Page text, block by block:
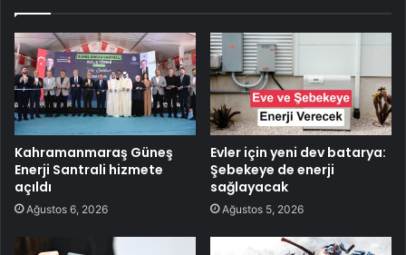
Kahramanmaraş Güneş
Enerji Santrali hizmete
açıldı
Ağustos 6, 2026
Evler için yeni dev batarya:
Şebekeye de enerji
sağlayacak
Ağustos 5, 2026